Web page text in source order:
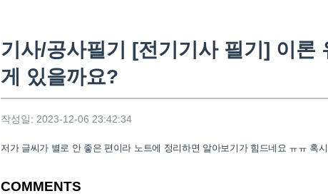
기사/공사필기 [전기기사 필기] 이론
게 있을까요?
작성일: 2023-12-06 23:42:34
저가 글씨가 별로 안 좋은 편이라 노트에 정리하면 알아보기가 힘드네요 ㅠㅠ 혹
COMMENTS